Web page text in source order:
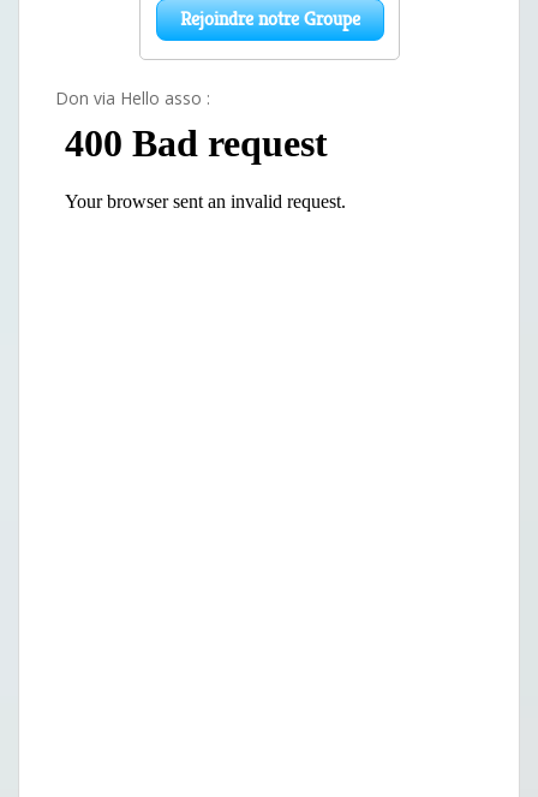
Don via Hello asso :